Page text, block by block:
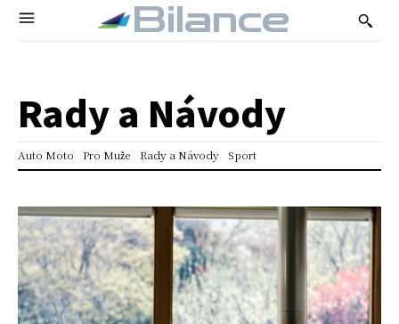
Bilance
Rady a Návody
Auto Moto Pro Muže Rady a Návody Sport